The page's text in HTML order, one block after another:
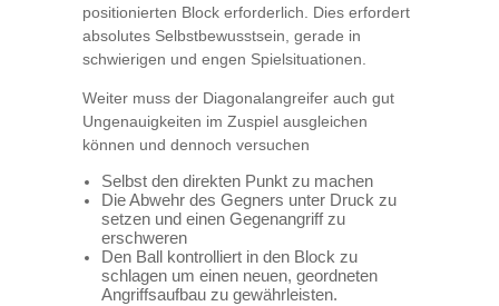
positionierten Block erforderlich. Dies erfordert
absolutes Selbstbewusstsein, gerade in
schwierigen und engen Spielsituationen.
Weiter muss der Diagonalangreifer auch gut
Ungenauigkeiten im Zuspiel ausgleichen
können und dennoch versuchen
Selbst den direkten Punkt zu machen
Die Abwehr des Gegners unter Druck zu
setzen und einen Gegenangriff zu
erschweren
Den Ball kontrolliert in den Block zu
schlagen um einen neuen, geordneten
Angriffsaufbau zu gewährleisten.